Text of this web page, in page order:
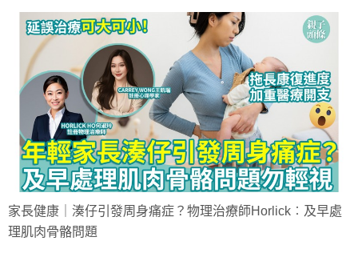
家長健康｜湊仔引發周身痛症？物理治療師Horlick︰及早處
理肌肉骨骼問題